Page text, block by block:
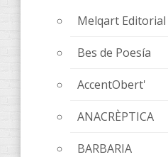
Melqart Editorial
Bes de Poesía
AccentObert'
ANACRÈPTICA
BARBARIA